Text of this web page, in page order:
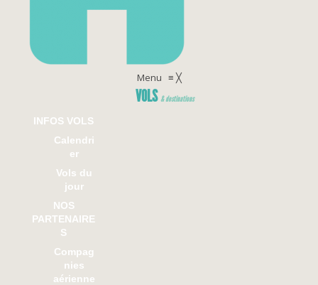
Menu ≡╳
VOLS & destinations
INFOS VOLS
Calendri
er
Vols du
jour
NOS
PARTENAIRE
S
Compag
nies
aérienne